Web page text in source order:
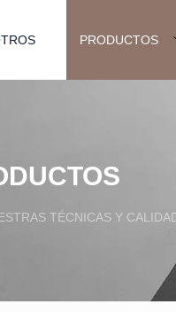
PRODUCTOS
TÉCNICAS Y